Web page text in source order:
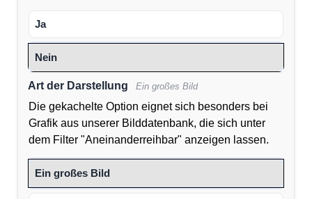
Ja
Nein
Art der Darstellung Ein großes Bild
Die gekachelte Option eignet sich besonders bei
Grafik aus unserer Bilddatenbank, die sich unter
dem Filter "Aneinanderreihbar" anzeigen lassen.
Ein großes Bild